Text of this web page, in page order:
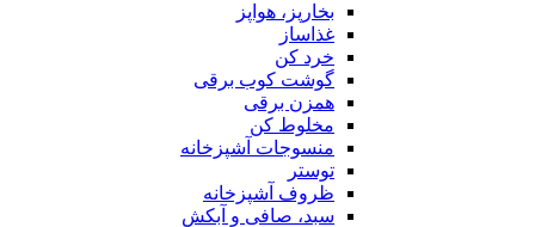
بخارپز، هواپز
غذاساز
خرد کن
گوشت کوب برقی
همزن برقی
مخلوط کن
منسوجات آشپزخانه
توستر
ظروف آشپزخانه
سبد، صافی و آبکش